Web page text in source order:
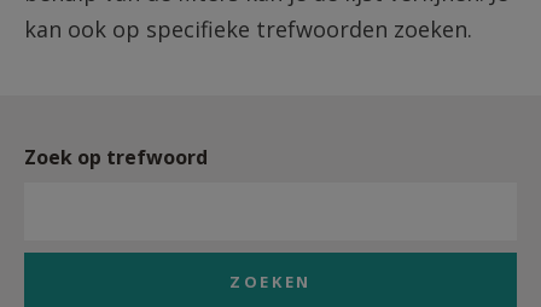
MIJN PAROCHIE
kan ook op specifieke trefwoorden zoeken.
Zoek op trefwoord